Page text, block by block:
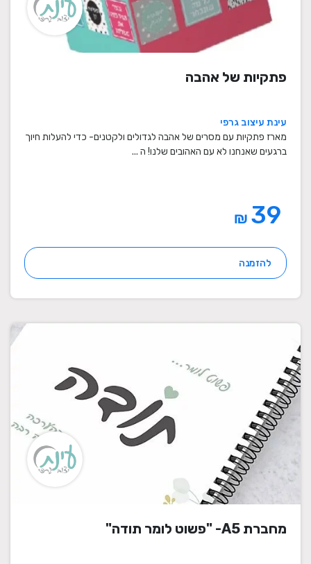
פתקיות של אהבה
עינת עיצוב גרפי
מארז פתקיות עם מסרים של אהבה לגדולים ולקטנים- כדי להעלות חיוך
ברגעים שאנחנו לא עם האהובים שלנו! ה ...
₪
להזמנה
מחברת A5- "פשוט לומר תודה"